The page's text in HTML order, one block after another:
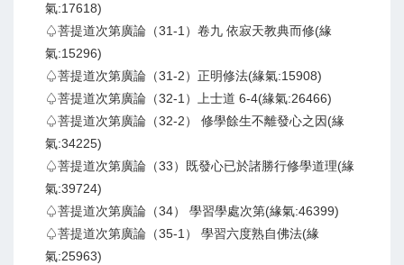
氣:17618)
♤菩提道次第廣論（31-1）卷九 依寂天教典而修(緣
氣:15296)
♤菩提道次第廣論（31-2）正明修法(緣氣:15908)
♤菩提道次第廣論（32-1）上士道 6-4(緣氣:26466)
♤菩提道次第廣論（32-2） 修學餘生不離發心之因(緣
氣:34225)
♤菩提道次第廣論（33）既發心已於諸勝行修學道理(緣
氣:39724)
♤菩提道次第廣論（34） 學習學處次第(緣氣:46399)
♤菩提道次第廣論（35-1） 學習六度熟自佛法(緣
氣:25963)